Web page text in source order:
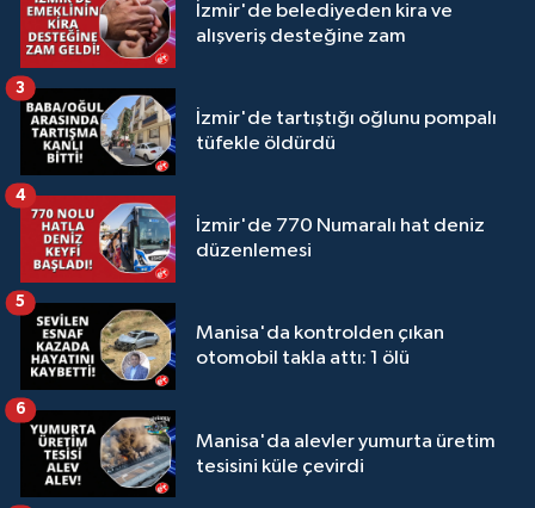
İzmir'de belediyeden kira ve
alışveriş desteğine zam
İzmir'de tartıştığı oğlunu pompalı
tüfekle öldürdü
3
İzmir'de 770 Numaralı hat deniz
düzenlemesi
4
Manisa'da kontrolden çıkan
otomobil takla attı: 1 ölü
5
Manisa'da alevler yumurta üretim
tesisini küle çevirdi
6